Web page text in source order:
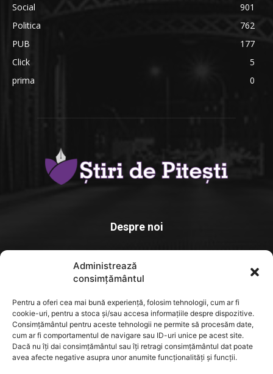
Administrează
consimțământul
Pentru a oferi cea mai bună experiență, folosim tehnologii, cum ar fi
cookie-uri, pentru a stoca și/sau accesa informațiile despre dispozitive.
Consimțământul pentru aceste tehnologii ne permite să procesăm date,
cum ar fi comportamentul de navigare sau ID-uri unice pe acest site.
Dacă nu îți dai consimțământul sau îți retragi consimțământul dat poate
avea afecte negative asupra unor anumite funcționalități și funcții.
Social
901
Politica
762
PUB
177
Click
5
prima
0
Despre noi
locale, un spațiu unde informația relevantă. actuală și verificată
ajunge rapid la cititori
Contact us: contact@yoursite.com
FOLLOW US